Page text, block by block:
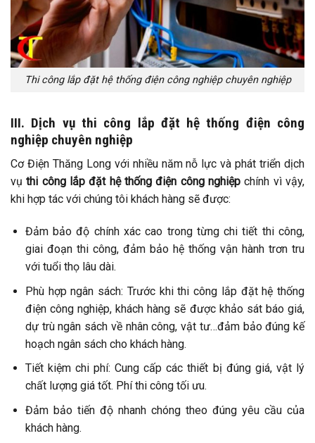
Thi công lắp đặt hệ thống điện công nghiệp chuyên nghiệp
III. Dịch vụ thi công lắp đặt hệ thống điện công
nghiệp chuyên nghiệp
Cơ Điện Thăng Long với nhiều năm nỗ lực và phát triển dịch
vụthi công lắp đặt hệ thống điện công nghiệp chính vì vậy,
khi hợp tác với chúng tôi khách hàng sẽ được:
Đảm bảo độ chính xác cao trong từng chi tiết thi công,
giai đoạn thi công, đảm bảo hệ thống vận hành trơn tru
với tuổi thọ lâu dài.
Phù hợp ngân sách: Trước khi thi công lắp đặt hệ thống
điện công nghiệp, khách hàng sẽ được khảo sát báo giá,
dự trù ngân sách về nhân công, vật tư…đảm bảo đúng kế
hoạch ngân sách cho khách hàng.
Tiết kiệm chi phí: Cung cấp các thiết bị đúng giá, vật lý
chất lượng giá tốt. Phí thi công tối ưu.
Đảm bảo tiến độ nhanh chóng theo đúng yêu cầu của
khách hàng.